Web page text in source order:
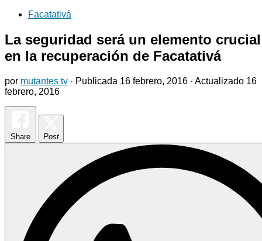
Facatativá
La seguridad será un elemento crucial
en la recuperación de Facatativá
por mutantes tv · Publicada 16 febrero, 2016 · Actualizado 16
febrero, 2016
Share Post